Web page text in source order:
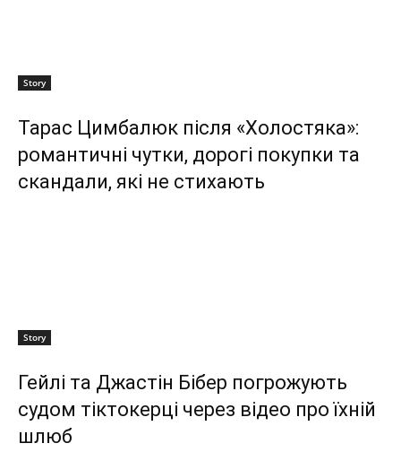
Story
Тарас Цимбалюк після «Холостяка»:
романтичні чутки, дорогі покупки та
скандали, які не стихають
Story
Гейлі та Джастін Бібер погрожують
судом тіктокерці через відео про їхній
шлюб